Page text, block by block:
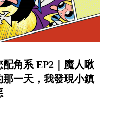
角系 EP2｜魔人啾
那一天，我發現小鎮